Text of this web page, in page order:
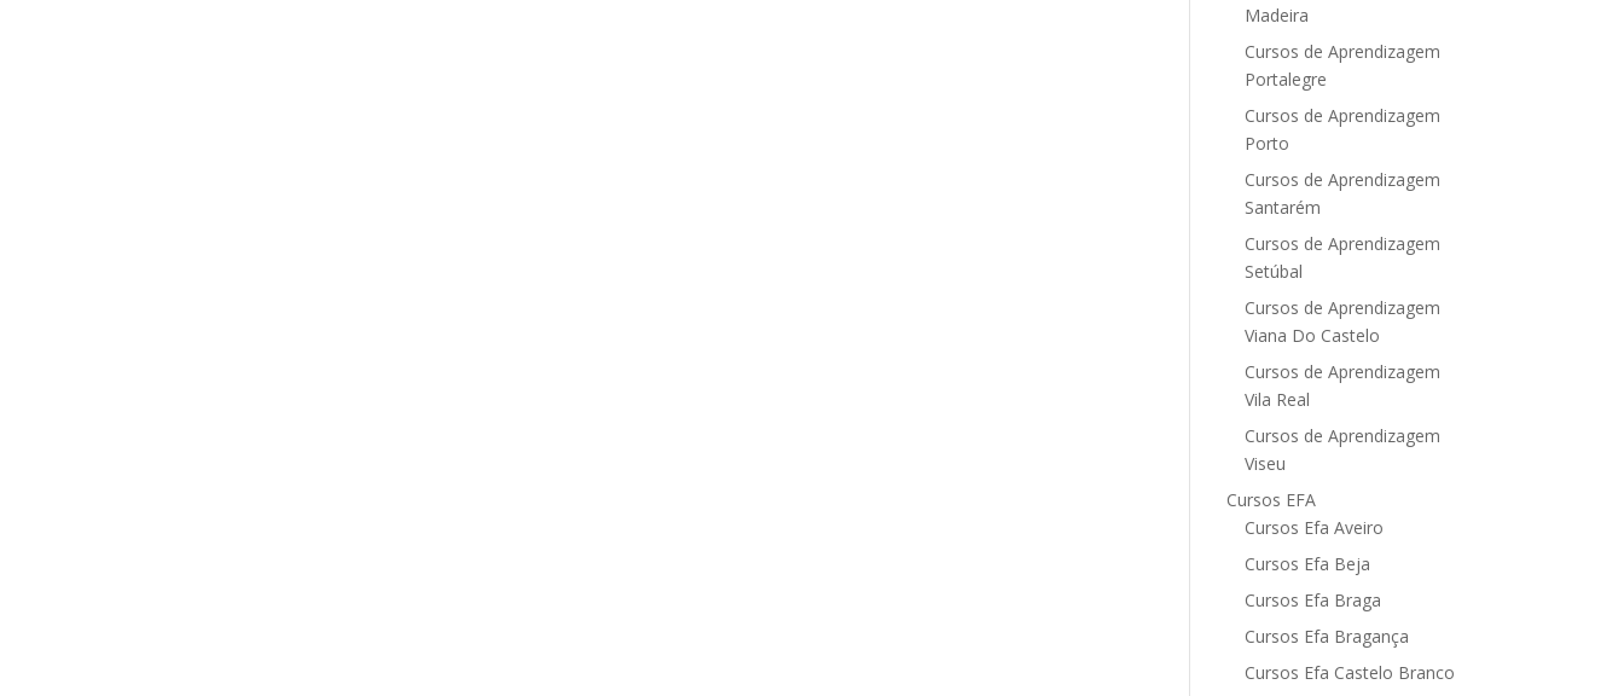
Madeira
Cursos de Aprendizagem
Portalegre
Cursos de Aprendizagem
Porto
Cursos de Aprendizagem
Santarém
Cursos de Aprendizagem
Setúbal
Cursos de Aprendizagem
Viana Do Castelo
Cursos de Aprendizagem
Vila Real
Cursos de Aprendizagem
Viseu
Cursos EFA
Cursos Efa Aveiro
Cursos Efa Beja
Cursos Efa Braga
Cursos Efa Bragança
Cursos Efa Castelo Branco